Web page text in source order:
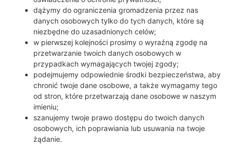
dążymy do ograniczenia gromadzenia przez nas
danych osobowych tylko do tych danych, które są
niezbędne do uzasadnionych celów;
w pierwszej kolejności prosimy o wyraźną zgodę na
przetwarzanie twoich danych osobowych w
przypadkach wymagających twojej zgody;
podejmujemy odpowiednie środki bezpieczeństwa, aby
chronić twoje dane osobowe, a także wymagamy tego
od stron, które przetwarzają dane osobowe w naszym
imieniu;
szanujemy twoje prawo dostępu do twoich danych
osobowych, ich poprawiania lub usuwania na twoje
żądanie.